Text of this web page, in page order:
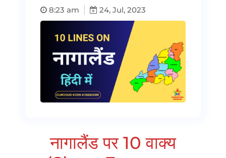
8:23 am 24, Jul, 2023
नागालैंड पर 10 वाक्य